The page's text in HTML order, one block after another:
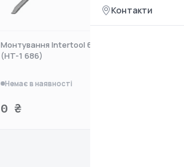
Монтування Intertool 600 мм
(HT-1 686)
Немає в наявності
0 ₴
Підтримка · 09:00–20:00
Контакти